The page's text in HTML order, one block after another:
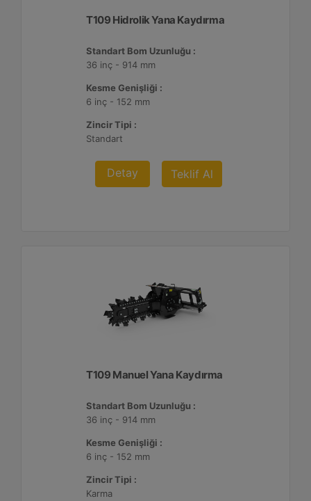
T109 Hidrolik Yana Kaydırma
Standart Bom Uzunluğu :
36 inç - 914 mm
Kesme Genişliği :
6 inç - 152 mm
Zincir Tipi :
Standart
Detay Teklif Al
T109 Manuel Yana Kaydırma
Standart Bom Uzunluğu :
36 inç - 914 mm
Kesme Genişliği :
6 inç - 152 mm
Zincir Tipi :
Karma